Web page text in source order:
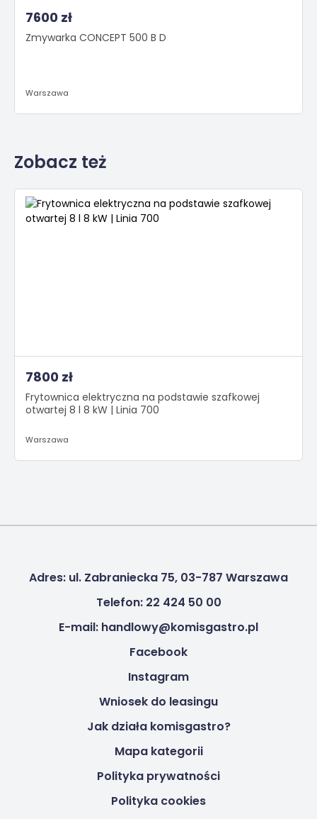
7600 zł
Zmywarka CONCEPT 500 B D
Warszawa
Zobacz też
7800 zł
Frytownica elektryczna na podstawie szafkowej
otwartej 8 l 8 kW | Linia 700
Warszawa
Adres: ul. Zabraniecka 75, 03-787 Warszawa
Telefon: 22 424 50 00
E-mail: handlowy@komisgastro.pl
Facebook
Instagram
Wniosek do leasingu
Jak działa komisgastro?
Mapa kategorii
Polityka prywatności
Polityka cookies